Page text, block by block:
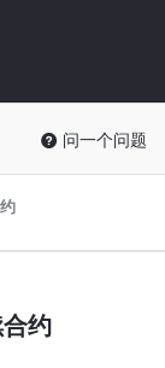
问一个问题
约